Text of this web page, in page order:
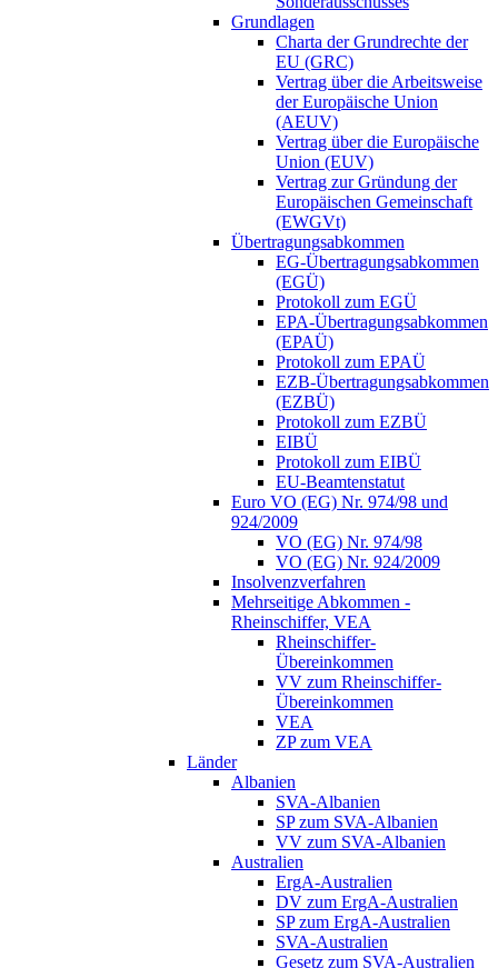
Grundlagen
Charta der Grundrechte der
EU (GRC)
Vertrag über die Arbeitsweise
der Europäische Union
(AEUV)
Vertrag über die Europäische
Union (EUV)
Vertrag zur Gründung der
Europäischen Gemeinschaft
(EWGVt)
Übertragungsabkommen
EG-Übertragungsabkommen
(EGÜ)
Protokoll zum EGÜ
EPA-Übertragungsabkommen
(EPAÜ)
Protokoll zum EPAÜ
EZB-Übertragungsabkommen
(EZBÜ)
Protokoll zum EZBÜ
EIBÜ
Protokoll zum EIBÜ
EU-Beamtenstatut
Euro VO (EG) Nr. 974/98 und
924/2009
VO (EG) Nr. 974/98
VO (EG) Nr. 924/2009
Insolvenzverfahren
Mehrseitige Abkommen -
Rheinschiffer, VEA
Rheinschiffer-
Übereinkommen
VV zum Rheinschiffer-
Übereinkommen
VEA
ZP zum VEA
Länder
Albanien
SVA-Albanien
SP zum SVA-Albanien
VV zum SVA-Albanien
Australien
ErgA-Australien
DV zum ErgA-Australien
SP zum ErgA-Australien
SVA-Australien
Gesetz zum SVA-Australien